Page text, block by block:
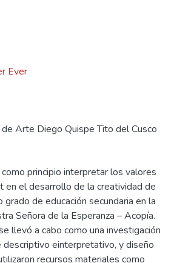
Ever
Arte Diego Quispe Tito del Cusco
principio interpretar los valores
en el desarrollo de la creatividad de
de educación secundaria en la
Señora de la Esperanza – Acopía.
llevó a cabo como una investigación
descriptivo einterpretativo, y diseño
recursos materiales como